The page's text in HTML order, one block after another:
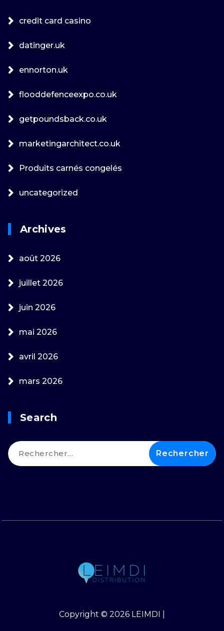
credit card casino
datinger.uk
ennorton.uk
flooddefenceexpo.co.uk
getpoundsback.co.uk
marketingarchitect.co.uk
Produits carnés congelés
uncategorized
Archives
août 2026
juillet 2026
juin 2026
mai 2026
avril 2026
mars 2026
Search
Rechercher :
Copyright © 2026 LEIMDI |